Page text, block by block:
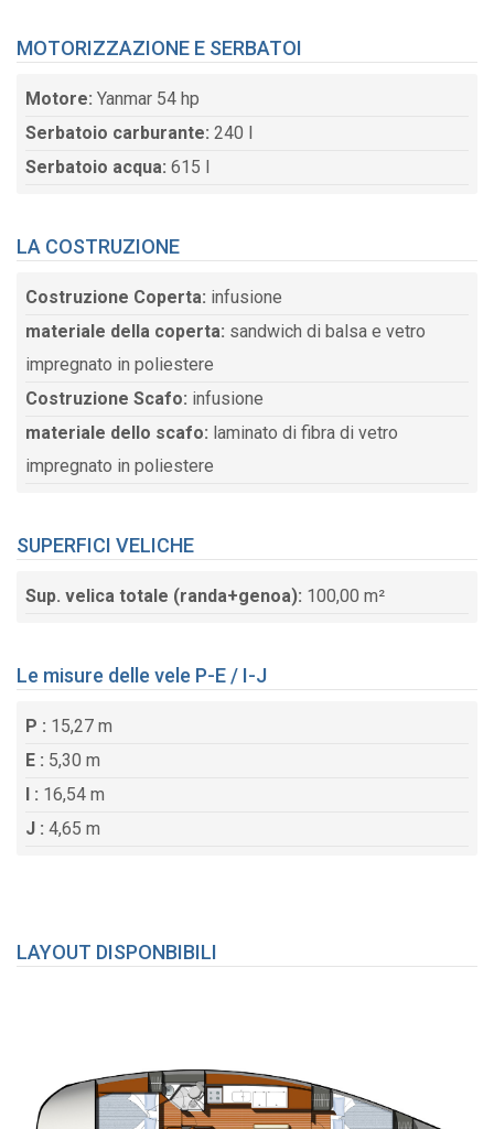
MOTORIZZAZIONE E SERBATOI
Motore: Yanmar 54 hp
Serbatoio carburante: 240 l
Serbatoio acqua: 615 l
LA COSTRUZIONE
Costruzione Coperta: infusione
materiale della coperta: sandwich di balsa e vetro
impregnato in poliestere
Costruzione Scafo: infusione
materiale dello scafo: laminato di fibra di vetro
impregnato in poliestere
SUPERFICI VELICHE
Sup. velica totale (randa+genoa): 100,00 m²
Le misure delle vele P-E / I-J
P : 15,27 m
E : 5,30 m
I : 16,54 m
J : 4,65 m
LAYOUT DISPONBIBILI